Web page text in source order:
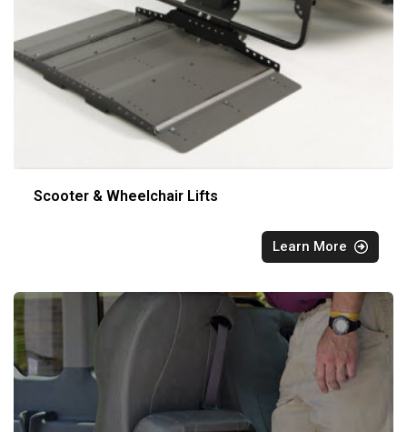
Scooter & Wheelchair Lifts
Learn More